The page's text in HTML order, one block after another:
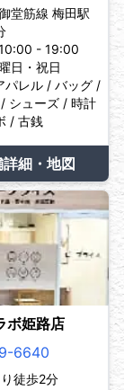
堂筋線 梅田駅
- 19:00
日・祝日
パレル / バッグ /
シューズ / 時計
/ 古銭
詳細・地図
ボ姫路店
6640
徒歩2分